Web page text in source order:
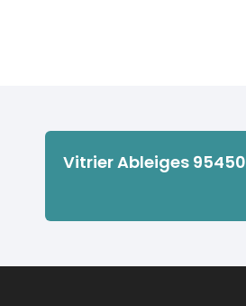
Vitrier Ableiges 95450